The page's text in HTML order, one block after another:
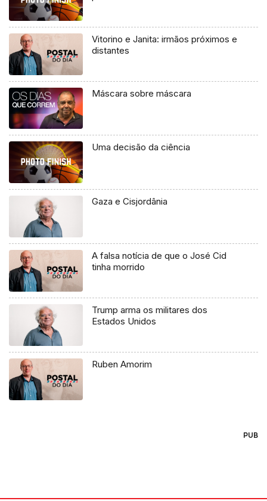
Vitorino e Janita: irmãos próximos e
distantes
Máscara sobre máscara
Uma decisão da ciência
Gaza e Cisjordânia
A falsa notícia de que o José Cid
tinha morrido
Trump arma os militares dos
Estados Unidos
Ruben Amorim
PUB